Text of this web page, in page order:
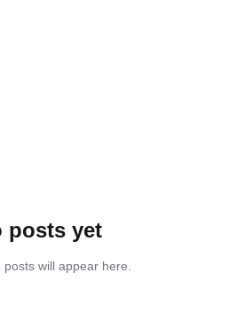
posts yet
posts will appear here.